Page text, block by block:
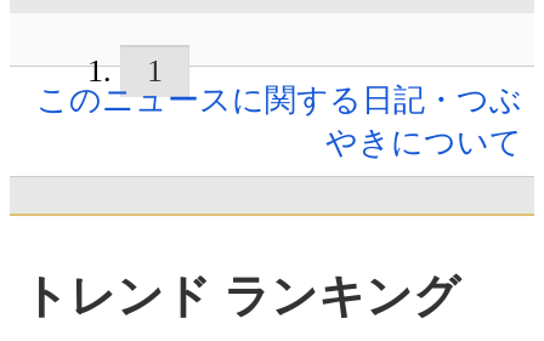
1
このニュースに関する日記・つぶ
やきについて
トレンド ランキング